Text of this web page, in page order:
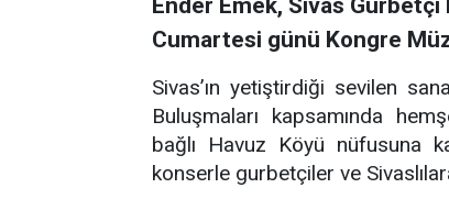
Ender Emek, Sivas Gurbetçi
Cumartesi günü Kongre
Sivas’ın yetiştirdiği sevilen
Buluşmaları kapsamında
bağlı Havuz Köyü nüfusuna
konserle gurbetçiler ve